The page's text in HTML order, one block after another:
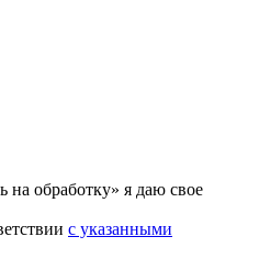
обработку» я даю свое
с указанными